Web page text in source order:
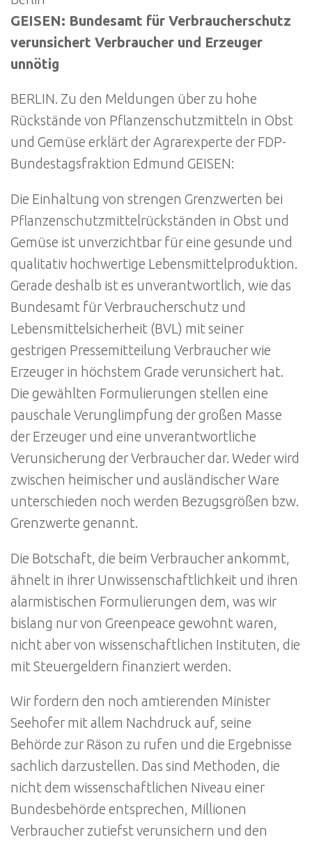
GEISEN: Bundesamt für Verbraucherschutz
verunsichert Verbraucher und Erzeuger
unnötig
BERLIN. Zu den Meldungen über zu hohe
Rückstände von Pflanzenschutzmitteln in Obst
und Gemüse erklärt der Agrarexperte der FDP-
Bundestagsfraktion Edmund GEISEN:
Die Einhaltung von strengen Grenzwerten bei
Pflanzenschutzmittelrückständen in Obst und
Gemüse ist unverzichtbar für eine gesunde und
qualitativ hochwertige Lebensmittelproduktion.
Gerade deshalb ist es unverantwortlich, wie das
Bundesamt für Verbraucherschutz und
Lebensmittelsicherheit (BVL) mit seiner
gestrigen Pressemitteilung Verbraucher wie
Erzeuger in höchstem Grade verunsichert hat.
Die gewählten Formulierungen stellen eine
pauschale Verunglimpfung der großen Masse
der Erzeuger und eine unverantwortliche
Verunsicherung der Verbraucher dar. Weder wird
zwischen heimischer und ausländischer Ware
unterschieden noch werden Bezugsgrößen bzw.
Grenzwerte genannt.
Die Botschaft, die beim Verbraucher ankommt,
ähnelt in ihrer Unwissenschaftlichkeit und ihren
alarmistischen Formulierungen dem, was wir
bislang nur von Greenpeace gewohnt waren,
nicht aber von wissenschaftlichen Instituten, die
mit Steuergeldern finanziert werden.
Wir fordern den noch amtierenden Minister
Seehofer mit allem Nachdruck auf, seine
Behörde zur Räson zu rufen und die Ergebnisse
sachlich darzustellen. Das sind Methoden, die
nicht dem wissenschaftlichen Niveau einer
Bundesbehörde entsprechen, Millionen
Verbraucher zutiefst verunsichern und den